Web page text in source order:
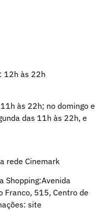
12h às 22h
às 22h; no domingo e
das 11h às 22h, e
rede Cinemark
Shopping:Avenida
Franco, 515, Centro de
site